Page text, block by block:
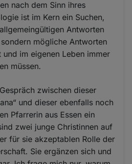
nach dem Sinn ihres
ist im Kern ein Suchen,
Antworten
mögliche Antworten
im eigenen Leben immer
müssen.
zwischen dieser
und dieser ebenfalls noch
Pfarrerin aus Essen ein
zwei junge Christinnen auf
für sie akzeptablen Rolle der
Sie ergänzen sich und